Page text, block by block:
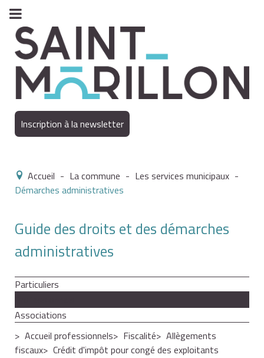
Inscription à la newsletter
Accueil - La commune - Les services municipaux -
Démarches administratives
Guide des droits et des démarches
administratives
Particuliers
Associations
Accueil professionnels
Fiscalité
Allègements
fiscaux
Crédit d'impôt pour congé des exploitants